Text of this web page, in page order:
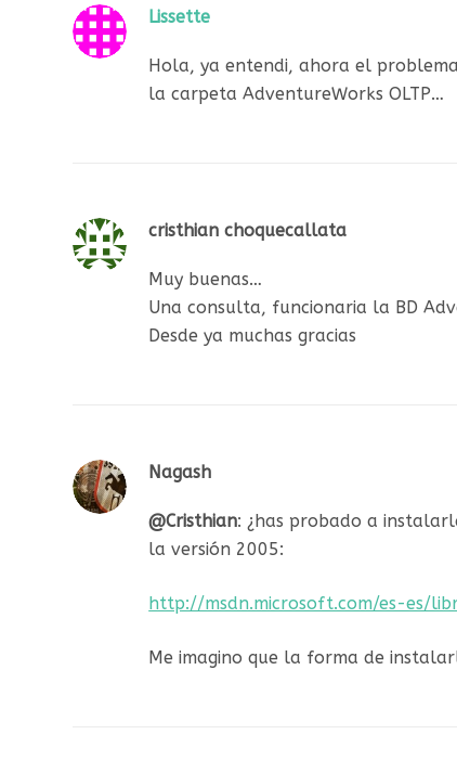
Lissette
Hola, ya entendi, ahora el
la carpeta AdventureWorks OLTP…
cristhian choquecallata
Muy buenas…
Una consulta, funcionaria la BD
Desde ya muchas gracias
Nagash
@Cristhian: ¿has probado a
la versión 2005:
http://msdn.microsoft.com/es-es/
Me imagino que la forma de